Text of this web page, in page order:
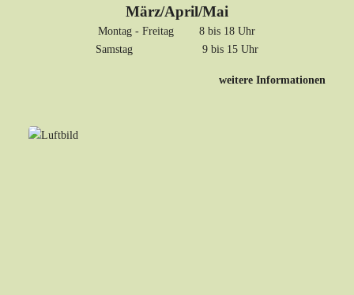
März/April/Mai
Montag - Freitag 8 bis 18 Uhr
Samstag 9 bis 15 Uhr
weitere Informationen